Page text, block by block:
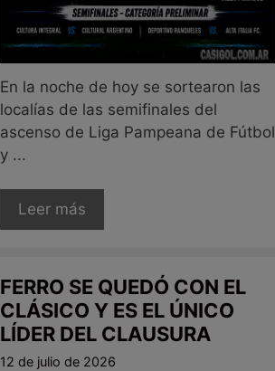
En la noche de hoy se sortearon las
localías de las semifinales del
ascenso de Liga Pampeana de Fútbol
y ...
Leer más
FERRO SE QUEDÓ CON EL
CLÁSICO Y ES EL ÚNICO
LÍDER DEL CLAUSURA
12 de julio de 2026